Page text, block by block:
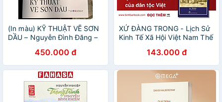
(In màu) KỸ THUẬT VẼ SƠN
DẦU – Nguyễn Đình Đăng –
450.000 đ
XỨ ĐÀNG TRONG - Lịch Sử
Kinh Tế Xã Hội Việt Nam Thế
Nghị dịch - NXB Trẻ
143.000 đ